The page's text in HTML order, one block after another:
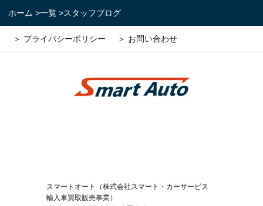
ホーム >一覧 >スタッフブログ
＞ プライバシーポリシー ＞ お問い合わせ
スマートオート（株式会社スマート・カーサービス
輸入車買取販売事業）